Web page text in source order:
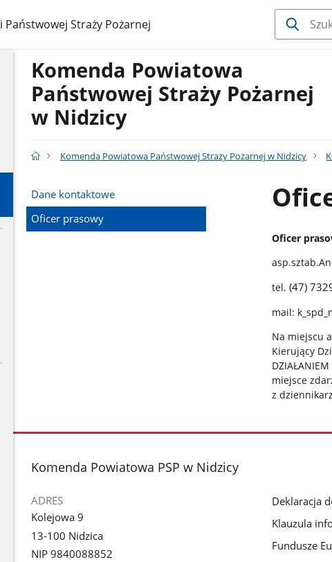
Państwowej Straży Pożarnej
Komenda Powiatowa
Państwowej Straży Pożarnej
w Nidzicy
Komenda Powiatowa Państwowej Straży Pożarnej w Nidzicy
Dane kontaktowe
Oficer prasowy
Oficer
tel.(47)
mail:
Na miejscu
Kierujący
miejsce
z
stopka
Komenda Powiatowa PSP w Nidzicy
ADRES
Kolejowa 9
13-100 Nidzica
NIP 9840088852
Deklaracja
Klauzula
Fundusze